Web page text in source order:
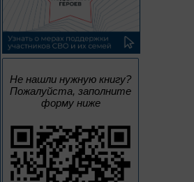
Не нашли нужную книгу?
Пожалуйста, заполните
форму ниже